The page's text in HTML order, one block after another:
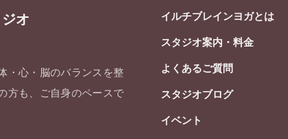
オ
・心・脳のバランスを整
方も、ご自身のペースで
イルチブレインヨガとは
スタジオ案内・料金
よくあるご質問
スタジオブログ
イベント